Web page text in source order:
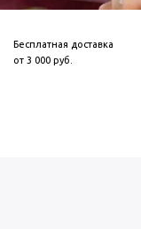
Бесплатная доставка
от 3 000 руб.